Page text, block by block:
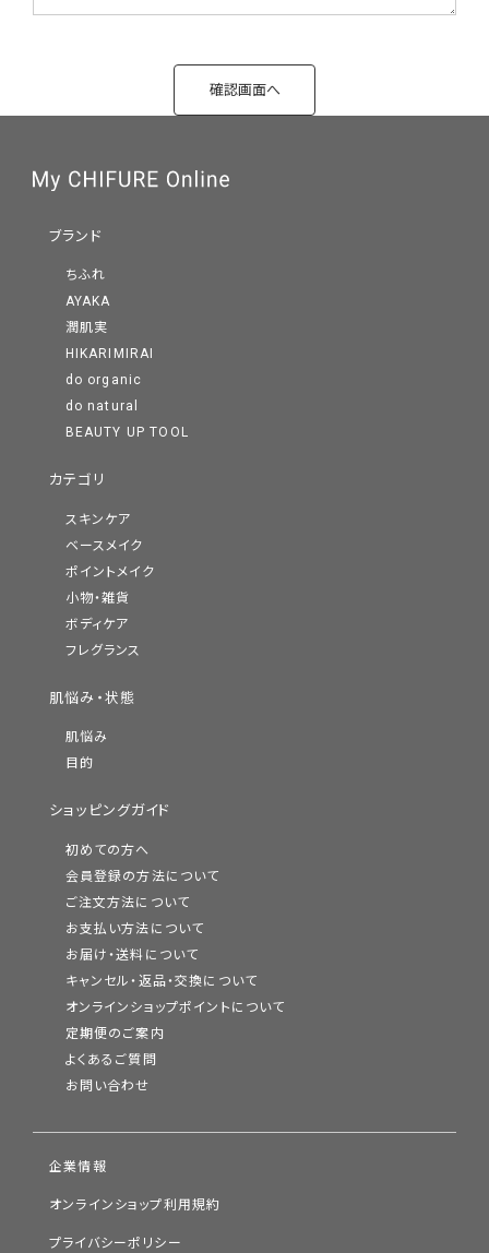
ブランド
ちふれ
AYAKA
潤肌実
HIKARIMIRAI
do organic
do natural
BEAUTY UP TOOL
カテゴリ
スキンケア
ベースメイク
ポイントメイク
小物・雑貨
ボディケア
フレグランス
肌悩み・状態
肌悩み
目的
ショッピングガイド
初めての方へ
会員登録の方法について
ご注文方法について
お支払い方法について
お届け・送料について
キャンセル・返品・交換について
オンラインショップポイントについて
定期便のご案内
よくあるご質問
お問い合わせ
企業情報
オンラインショップ利用規約
プライバシーポリシー